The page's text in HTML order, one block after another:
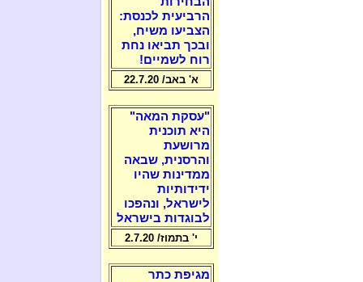
הרביעית לכנסת:
הצביעו משיח,
ובכך תביאו נחת
רוח לשמיים!
א' באב/ 22.7.20
"עסקת המאה"
היא תוכנית
מרושעת
והרסנית, שבאה
ממדינות שהיו
ידידותיות
לישראל, ונהפכו
לבוגדות בישראל
י' בתמוז/ 2.7.20
מגיפת כתר